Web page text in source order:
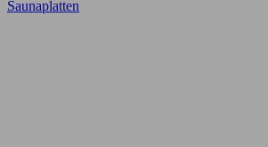
Saunaplatten